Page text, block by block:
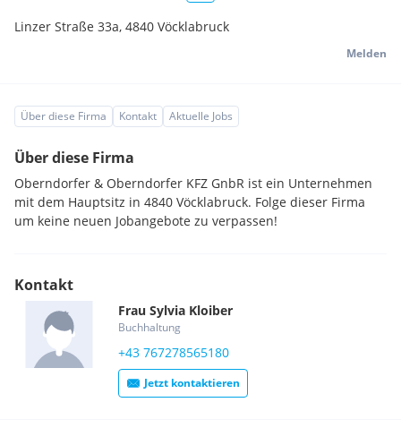
Linzer Straße 33a, 4840 Vöcklabruck
Melden
Über diese Firma Kontakt Aktuelle Jobs
Über diese Firma
Oberndorfer & Oberndorfer KFZ GnbR ist ein Unternehmen
mit dem Hauptsitz in 4840 Vöcklabruck. Folge dieser Firma
um keine neuen Jobangebote zu verpassen!
Kontakt
Frau Sylvia Kloiber
Buchhaltung
+43 767278565180
Jetzt kontaktieren